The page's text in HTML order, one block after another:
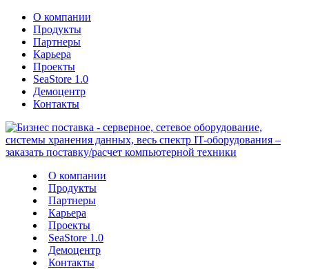
О компании
Продукты
Партнеры
Карьера
Проекты
SeaStore 1.0
Демоцентр
Контакты
О компании
Продукты
Партнеры
Карьера
Проекты
SeaStore 1.0
Демоцентр
Контакты